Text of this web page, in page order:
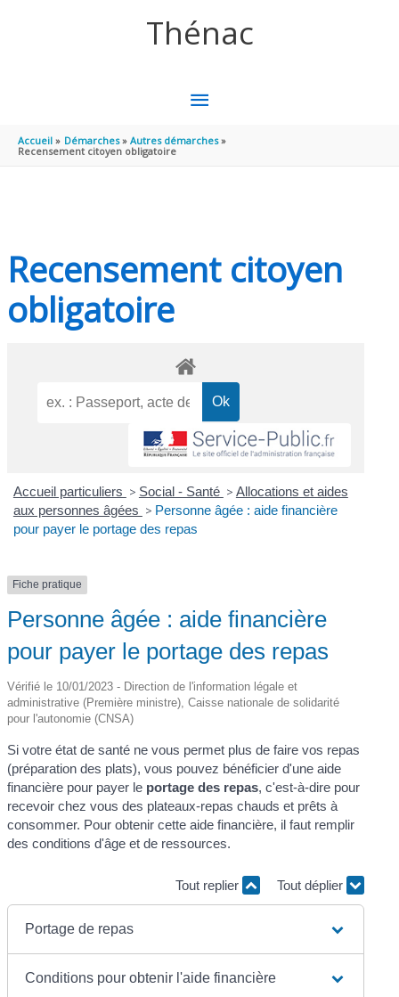
Thénac
MENU
PRINCIPAL
Accueil Démarches
Autres démarches
Recensement citoyen obligatoire
Recensement citoyen
obligatoire
Accueil particuliers > Social - Santé > Allocations et aides
aux personnes âgées > Personne âgée : aide financière
pour payer le portage des repas
Fiche pratique
Personne âgée : aide financière
pour payer le portage des repas
Vérifié le 10/01/2023 - Direction de l'information légale et
administrative (Première ministre), Caisse nationale de solidarité
pour l'autonomie (CNSA)
Si votre état de santé ne vous permet plus de faire vos repas
(préparation des plats), vous pouvez bénéficier d'une aide
financière pour payer le portage des repas, c'est-à-dire pour
recevoir chez vous des plateaux-repas chauds et prêts à
consommer. Pour obtenir cette aide financière, il faut remplir
des conditions d'âge et de ressources.
Tout replier Tout déplier
Portage de repas
Conditions pour obtenir l'aide financière